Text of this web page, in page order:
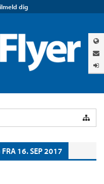
dig
16. SEP 2017